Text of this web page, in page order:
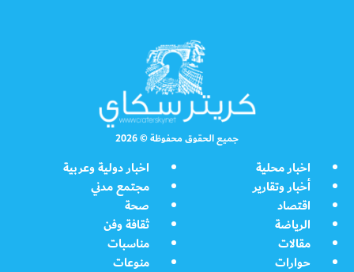
جميع الحقوق محفوظة © 2026
اخبار محلية
اخبار دولية وعربية
أخبار وتقارير
مجتمع مدني
اقتصاد
صحة
الرياضة
ثقافة وفن
مقالات
مناسبات
حوارات
منوعات